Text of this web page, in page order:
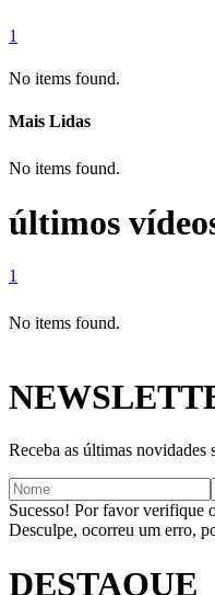
1
No items found.
Mais Lidas
No items found.
últimos
1
No items found.
Receba as últimas novidades
Sucesso! Por favor verifique
Desculpe, ocorreu um erro,
DESTAQUE